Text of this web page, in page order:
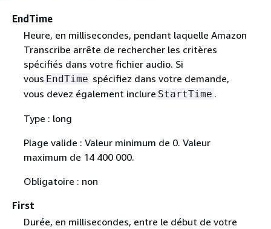
EndTime
Heure, en millisecondes, pendant laquelle Amazon
Transcribe arrête de rechercher les critères
spécifiés dans votre fichier audio. Si
vous EndTime spécifiez dans votre demande,
vous devez également inclure StartTime .
Type : long
Plage valide : Valeur minimum de 0. Valeur
maximum de 14 400 000.
Obligatoire : non
First
Durée, en millisecondes, entre le début de votre